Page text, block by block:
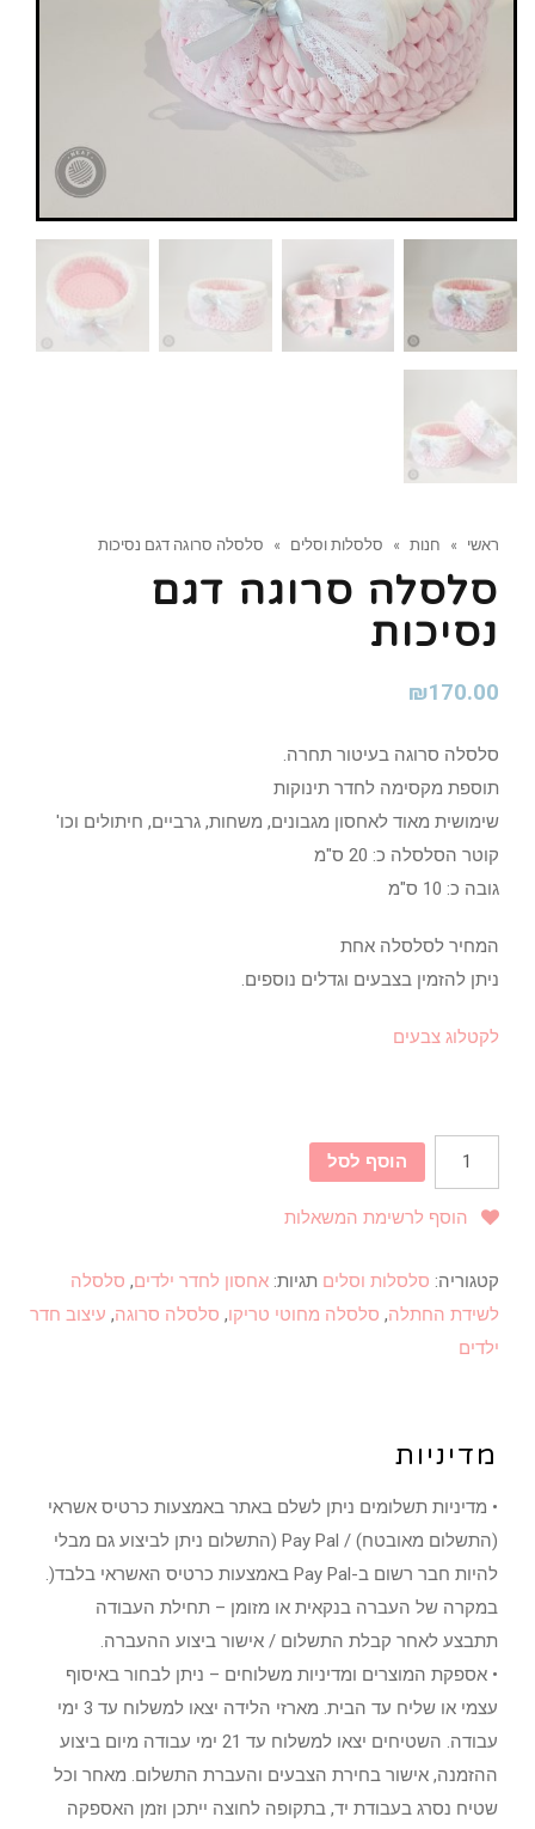
ראשי » חנות » סלסלות וסלים » סלסלה סרוגה דגם נסיכות
סלסלה סרוגה דגם
נסיכות
₪170.00
סלסלה סרוגה בעיטור תחרה.
תוספת מקסימה לחדר תינוקות
שימושית מאוד לאחסון מגבונים, משחות, גרביים, חיתולים וכו'
קוטר הסלסלה כ: 20 ס"מ
גובה כ: 10 ס"מ
המחיר לסלסלה אחת
ניתן להזמין בצבעים וגדלים נוספים.
לקטלוג צבעים
הוסף לסל
הוסף לרשימת המשאלות
קטגוריה: סלסלות וסלים תגיות: אחסון לחדר ילדים, סלסלה
לשידת החתלה, סלסלה מחוטי טריקו, סלסלה סרוגה, עיצוב חדר
ילדים
מדיניות
• מדיניות תשלומים ניתן לשלם באתר באמצעות כרטיס אשראי
(התשלום מאובטח) / Pay Pal (התשלום ניתן לביצוע גם מבלי
להיות חבר רשום ב-Pay Pal באמצעות כרטיס האשראי בלבד(.
במקרה של העברה בנקאית או מזומן – תחילת העבודה
תתבצע לאחר קבלת התשלום / אישור ביצוע ההעברה.
• אספקת המוצרים ומדיניות משלוחים – ניתן לבחור באיסוף
עצמי או שליח עד הבית. מארזי הלידה יצאו למשלוח עד 3 ימי
עבודה. השטיחים יצאו למשלוח עד 21 ימי עבודה מיום ביצוע
ההזמנה, אישור בחירת הצבעים והעברת התשלום. מאחר וכל
שטיח נסרג בעבודת יד, בתקופה לחוצה ייתכן וזמן האספקה